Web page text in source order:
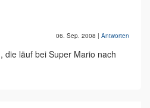
06. Sep. 2008 | Antworten
die läuf bei Super Mario nach